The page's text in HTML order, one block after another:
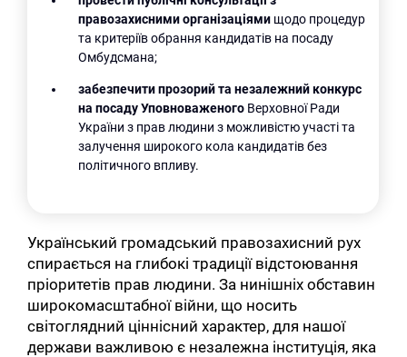
правозахисними організаціями щодо процедур
та критеріїв обрання кандидатів на посаду
Омбудсмана;
забезпечити прозорий та незалежний конкурс
на посаду Уповноваженого Верховної Ради
України з прав людини з можливістю участі та
залучення широкого кола кандидатів без
політичного впливу.
Український громадський правозахисний рух
спирається на глибокі традиції відстоювання
пріоритетів прав людини. За нинішніх обставин
широкомаcштабної війни, що носить
світоглядний ціннісний характер, для нашої
держави важливою є незалежна інституція, яка